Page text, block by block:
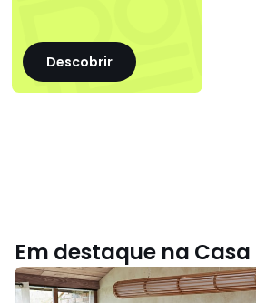
Descobrir
Em destaque na Casa
Na
sala